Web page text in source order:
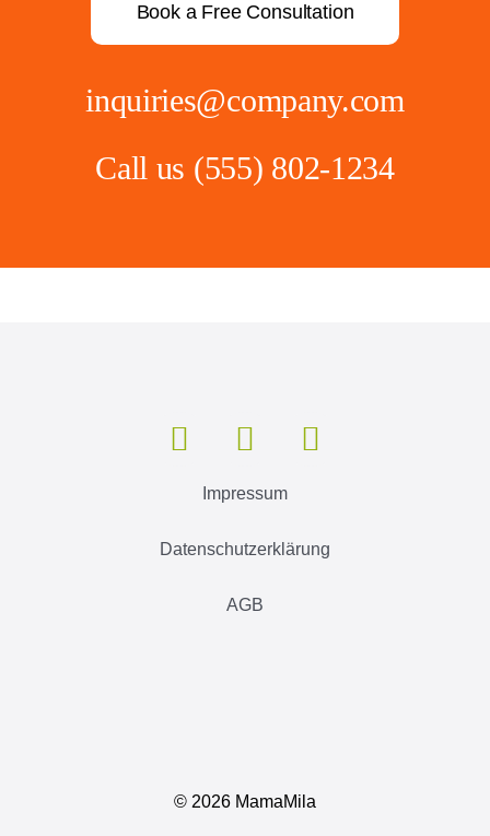
Book a Free Consultation
inquiries@company.com
Call us (555) 802-1234
Impressum
Datenschutzerklärung
AGB
© 2026 MamaMila